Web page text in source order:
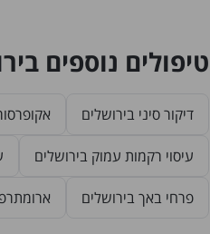
טיפולים נוספים
דיקור סיני בירושלים
עיסוי רקמות עמוק בירושלים
פרחי באך בירושלים